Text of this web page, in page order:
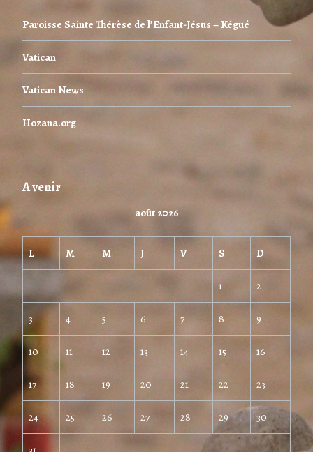
Paroisse Sainte Thérèse de l’Enfant-Jésus – Kégué
Vatican
Vatican News
Hozana.org
A venir
août 2026
L M M J V S D
1 2
3 4 5 6 7 8 9
10 11 12 13 14 15 16
17 18 19 20 21 22 23
24 25 26 27 28 29 30